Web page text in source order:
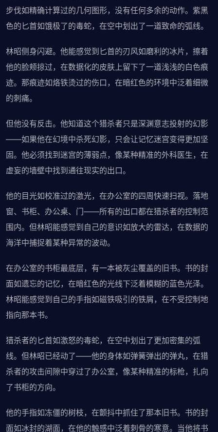
步伐如精确计算过的几何图形，没有任何多余的动作。紫黑
色的匕首如饿极了的毒蛇，在空中划出了一道致命的弧线。
林昭侧身闪避。他能感觉到匕首的刃风如磨利的冰片，擦着
他的脸颊掠过，在数据化的皮肤上留下了一道浅浅的白色痕
迹。那痕迹如烙铁烫过的伤口，在暗红色的环境中泛着细微
的刺痛。
但他没有反击。他知道这个猎杀者只是深渊意志投射的幻影
——如果他在幻境中杀死幻影，只会让记忆迷宫变得更加坚
固。他必须找到迷宫的薄弱点，像某种精准的外科医生，在
虚妄的墙壁中找到通往现实的出口。
他的目光如校准过的激光，在办公室的四周快速扫视。落地
窗、书柜、办公桌、门——所有的出口都在猎杀者的控制范
围内。但林昭能感觉到自己的意识如放大的雷达，在数据的
海洋中捕捉着某种异常的波动。
在办公室的书柜最底层，有一本被灰尘覆盖的旧书。书的封
面如遗忘的记忆，在暗红色的光线下泛着模糊的蓝色光泽。
林昭能感觉到自己的手指如磁铁吸引的铁屑，在不受控制地
指向那本书。
猎杀者的匕首如激怒的毒蛇，在空中划出了更加密集的弧
线。但林昭已经动了——他的身体如弹簧弹出的弹丸，在猎
杀者的攻击间隙中穿过了办公室，像某种精准的标枪，扎向
了书柜的方向。
他的手指如冻僵的树枝，在颤抖中抓住了那本旧书。书的封
面如冰封的湖面，在他的触感中泛着刺骨的寒意。当他将书